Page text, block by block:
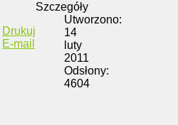
Drukuj
E-mail
Szczegóły
Utworzono:
14
luty
2011
Odsłony:
4604